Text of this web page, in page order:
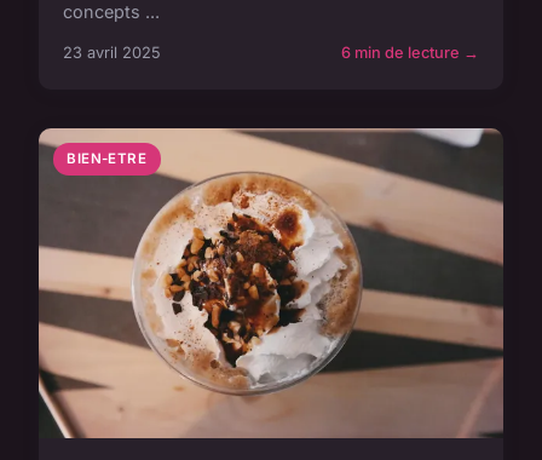
concepts ...
23 avril 2025 6 min de lecture →
BIEN-ETRE